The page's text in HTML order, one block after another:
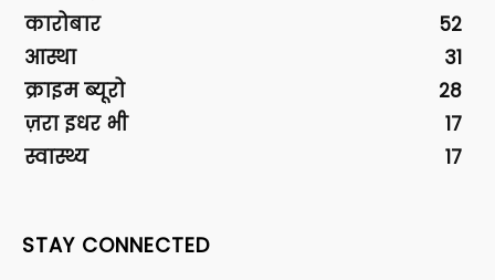
कारोबार
52
आस्था
31
क्राइम ब्यूरो
28
ज़रा इधर भी
17
स्वास्थ्य
17
STAY CONNECTED